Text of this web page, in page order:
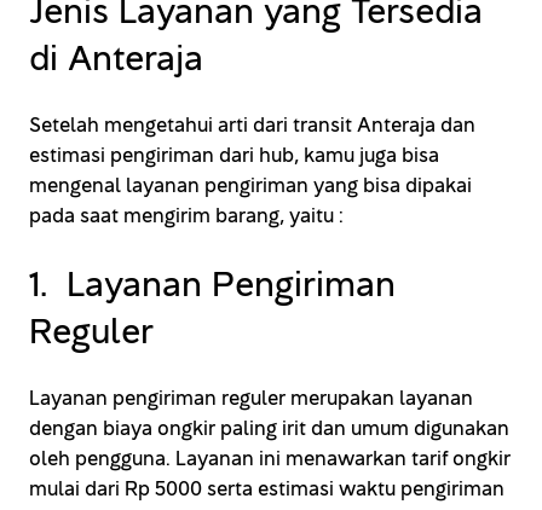
Jenis Layanan yang Tersedia
di Anteraja
Setelah mengetahui arti dari transit Anteraja dan
estimasi pengiriman dari hub, kamu juga bisa
mengenal layanan pengiriman yang bisa dipakai
pada saat mengirim barang, yaitu :
1. Layanan Pengiriman
Reguler
Layanan pengiriman reguler merupakan layanan
dengan biaya ongkir paling irit dan umum digunakan
oleh pengguna. Layanan ini menawarkan tarif ongkir
mulai dari Rp 5000 serta estimasi waktu pengiriman